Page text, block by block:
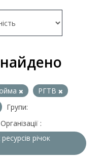
РГТВ
Групи:
Організації :
річок